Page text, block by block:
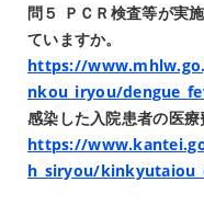
問５ ＰＣＲ検査等が実
ていますか。
https://
nkou_iryou/
感染した入院患者の医療
https://
h_siryou/